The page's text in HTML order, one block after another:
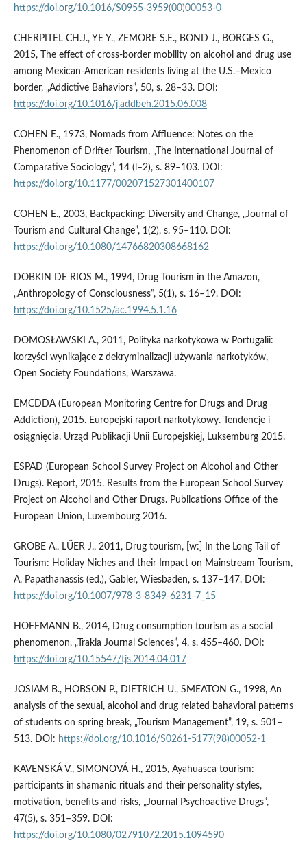
https://doi.org/10.1016/S0955-3959(00)00053-0
CHERPITEL CH.J., YE Y., ZEMORE S.E., BOND J., BORGES G.,
2015, The effect of cross-border mobility on alcohol and drug use
among Mexican-American residents living at the U.S.–Mexico
border, „Addictive Bahaviors”, 50, s. 28–33. DOI:
https://doi.org/10.1016/j.addbeh.2015.06.008
COHEN E., 1973, Nomads from Affluence: Notes on the
Phenomenon of Drifter Tourism, „The International Journal of
Comparative Sociology”, 14 (l–2), s. 89–103. DOI:
https://doi.org/10.1177/002071527301400107
COHEN E., 2003, Backpacking: Diversity and Change, „Journal of
Tourism and Cultural Change”, 1(2), s. 95–110. DOI:
https://doi.org/10.1080/14766820308668162
DOBKIN DE RIOS M., 1994, Drug Tourism in the Amazon,
„Anthropology of Consciousness”, 5(1), s. 16–19. DOI:
https://doi.org/10.1525/ac.1994.5.1.16
DOMOSŁAWSKI A., 2011, Polityka narkotykowa w Portugalii:
korzyści wynikające z dekryminalizacji używania narkotyków,
Open Society Foundations, Warszawa.
EMCDDA (European Monitoring Centre for Drugs and Drug
Addiction), 2015. Europejski raport narkotykowy. Tendencje i
osiągnięcia. Urząd Publikacji Unii Europejskiej, Luksemburg 2015.
ESPAD (European School Survey Project on Alcohol and Other
Drugs). Report, 2015. Results from the European School Survey
Project on Alcohol and Other Drugs. Publications Office of the
European Union, Luxembourg 2016.
GROBE A., LŰER J., 2011, Drug tourism, [w:] In the Long Tail of
Tourism: Holiday Niches and their Impact on Mainstream Tourism,
A. Papathanassis (ed.), Gabler, Wiesbaden, s. 137–147. DOI:
https://doi.org/10.1007/978-3-8349-6231-7_15
HOFFMANN B., 2014, Drug consumption tourism as a social
phenomenon, „Trakia Journal Sciences”, 4, s. 455–460. DOI:
https://doi.org/10.15547/tjs.2014.04.017
JOSIAM B., HOBSON P., DIETRICH U., SMEATON G., 1998, An
analysis of the sexual, alcohol and drug related bahavioral patterns
of students on spring break, „Tourism Management”, 19, s. 501–
513. DOI: https://doi.org/10.1016/S0261-5177(98)00052-1
KAVENSKÁ V., SIMONOVÁ H., 2015, Ayahuasca tourism:
participants in shamanic rituals and their personality styles,
motivation, benefits and risks, „Journal Psychoactive Drugs”,
47(5), s. 351–359. DOI:
https://doi.org/10.1080/02791072.2015.1094590